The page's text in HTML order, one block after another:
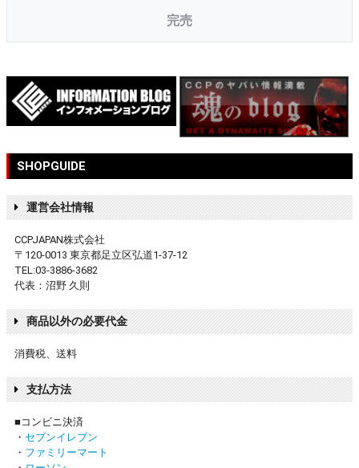
完売
SHOPGUIDE
運営会社情報
CCPJAPAN株式会社
〒120-0013 東京都足立区弘道1-37-12
TEL:03-3886-3682
代表：沼野 久則
商品以外の必要代金
消費税、送料
支払方法
■コンビニ決済
・ セブンイレブン
・ ファミリーマート